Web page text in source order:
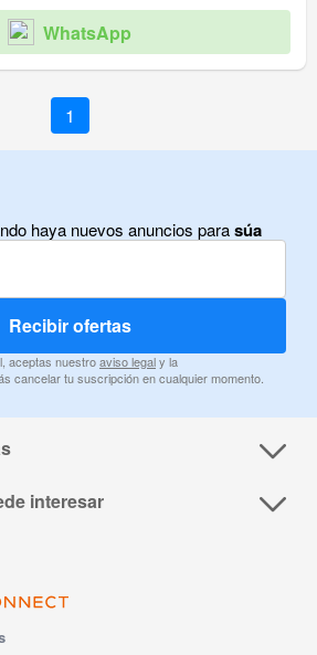
WhatsApp
1
haya nuevos anuncios parasúa
Recibir ofertas
aceptas nuestroaviso legaly la
cancelar tu suscripción en cualquier momento.
interesar